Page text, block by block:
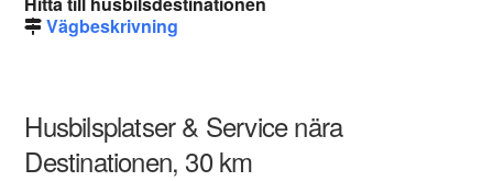
Vägbeskrivning
Husbilsplatser & Service nära
Destinationen, 30 km